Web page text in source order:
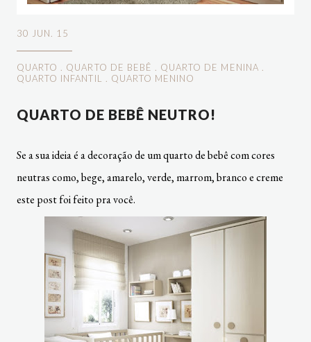
30 JUN. 15
QUARTO QUARTO DE BEBÊ QUARTO DE MENINA
QUARTO INFANTIL
QUARTO MENINO
QUARTO DE BEBÊ NEUTRO!
Se a sua ideia é a decoração de um quarto de bebê com cores
neutras como, bege, amarelo, verde, marrom, branco e creme
este post foi feito pra você.